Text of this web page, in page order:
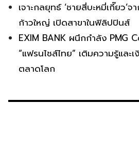
เจาะกลยุทธ์ ‘ชายสี่บะหมี่เกี๊ยว’
ก้าวใหญ่ เปิดสาขาในฟิลิปปินส์
EXIM BANK ผนึกกำลัง PMG
“แฟรนไชส์ไทย” เติมความรู้และ
ตลาดโลก